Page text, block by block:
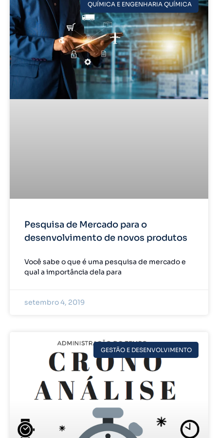
QUÍMICA E ENGENHARIA QUÍMICA
Pesquisa de Mercado para o
desenvolvimento de novos produtos
Você sabe o que é uma pesquisa de mercado e
qual a importância dela para
setembro 4, 2019
GESTÃO E DESENVOLVIMENTO